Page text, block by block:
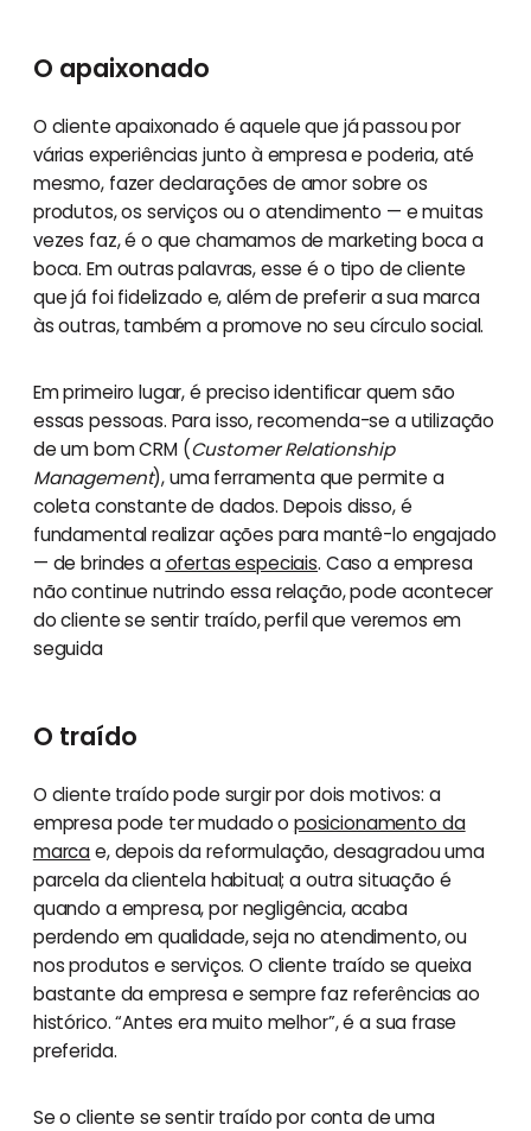
O apaixonado
O cliente apaixonado é aquele que já passou por
várias experiências junto à empresa e poderia, até
mesmo, fazer declarações de amor sobre os
produtos, os serviços ou o atendimento — e muitas
vezes faz, é o que chamamos de marketing boca a
boca. Em outras palavras, esse é o tipo de cliente
que já foi fidelizado e, além de preferir a sua marca
às outras, também a promove no seu círculo social.
Em primeiro lugar, é preciso identificar quem são
essas pessoas. Para isso, recomenda-se a utilização
de um bom CRM (Customer Relationship
Management), uma ferramenta que permite a
coleta constante de dados. Depois disso, é
fundamental realizar ações para mantê-lo engajado
— de brindes aofertas especiais. Caso a empresa
não continue nutrindo essa relação, pode acontecer
do cliente se sentir traído, perfil que veremos em
seguida
O traído
O cliente traído pode surgir por dois motivos: a
empresa pode ter mudado o posicionamento da
marcae, depois da reformulação, desagradou uma
parcela da clientela habitual; a outra situação é
quando a empresa, por negligência, acaba
perdendo em qualidade, seja no atendimento, ou
nos produtos e serviços. O cliente traído se queixa
bastante da empresa e sempre faz referências ao
histórico. “Antes era muito melhor”, é a sua frase
preferida.
Se o cliente se sentir traído por conta de uma